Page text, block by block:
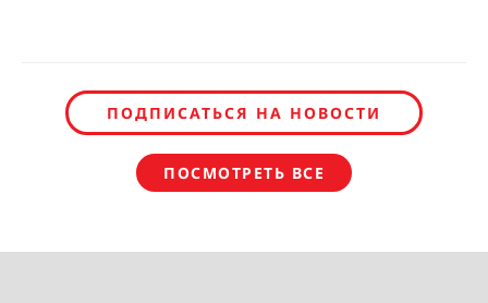
ПОДПИСАТЬСЯ НА НОВОСТИ
ПОСМОТРЕТЬ ВСЕ